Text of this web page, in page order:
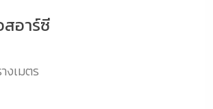
สอาร์ซี
งเมตร